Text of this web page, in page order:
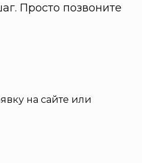
Просто позвоните
на сайте или